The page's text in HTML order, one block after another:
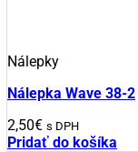
Nálepky
Nálepka Wave 38-2
2,50€ s DPH
Pridať do košíka